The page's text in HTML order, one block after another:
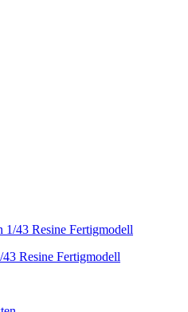
Resine Fertigmodell